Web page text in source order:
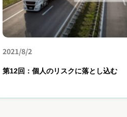
2021/8/2
第12回：個人のリスクに落とし込む